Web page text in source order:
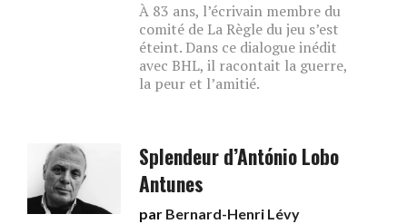
À 83 ans, l’écrivain membre du
comité de La Règle du jeu s’est
éteint. Dans ce dialogue inédit
avec BHL, il racontait la guerre,
la peur et l’amitié.
Splendeur d’António Lobo
Antunes
par Bernard-Henri Lévy